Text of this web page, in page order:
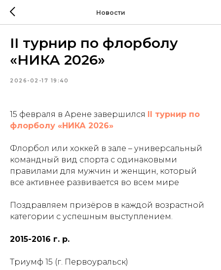
Новости
II турнир по флорболу
«НИКА 2026»
2026-02-17 19:40
15 февраля в Арене завершился II турнир по
флорболу «НИКА 2026»
Флорбол или хоккей в зале – универсальный
командный вид спорта с одинаковыми
правилами для мужчин и женщин, который
все активнее развивается во всем мире
Поздравляем призёров в каждой возрастной
категории с успешным выступлением.
2015-2016 г. р.
Триумф 15 (г. Первоуральск)